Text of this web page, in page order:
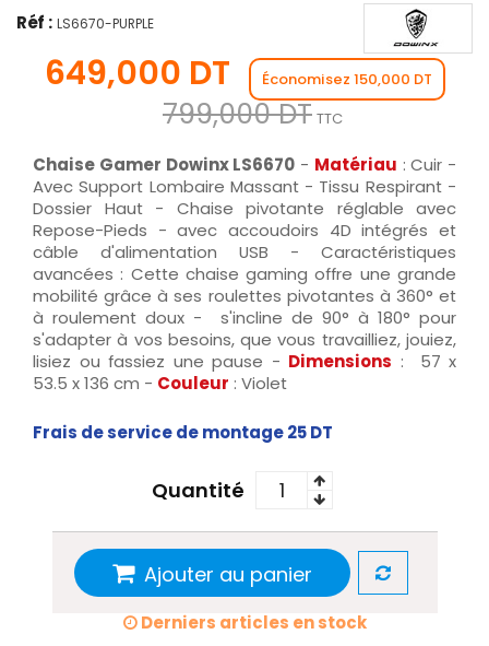
Réf : LS6670-PURPLE
649,000 DT Économisez 150,000 DT
799,000 DT TTC
Chaise Gamer Dowinx LS6670 - Matériau : Cuir -
Avec Support Lombaire Massant - Tissu Respirant -
Dossier Haut - Chaise pivotante réglable avec
Repose-Pieds - avec accoudoirs 4D intégrés et
câble d'alimentation USB - Caractéristiques
avancées : Cette chaise gaming offre une grande
mobilité grâce à ses roulettes pivotantes à 360° et
à roulement doux - s'incline de 90° à 180° pour
s'adapter à vos besoins, que vous travailliez, jouiez,
lisiez ou fassiez une pause - Dimensions : 57 x
53.5 x 136 cm - Couleur : Violet
Frais de service de montage 25 DT
Quantité
Ajouter au panier
Derniers articles en stock